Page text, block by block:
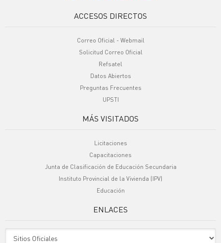
ACCESOS DIRECTOS
Correo Oficial - Webmail
Solicitud Correo Oficial
Refsatel
Datos Abiertos
Preguntas Frecuentes
UPSTI
MÁS VISITADOS
Licitaciones
Capacitaciones
Junta de Clasificación de Educación Secundaria
Instituto Provincial de la Vivienda (IPV)
Educación
ENLACES